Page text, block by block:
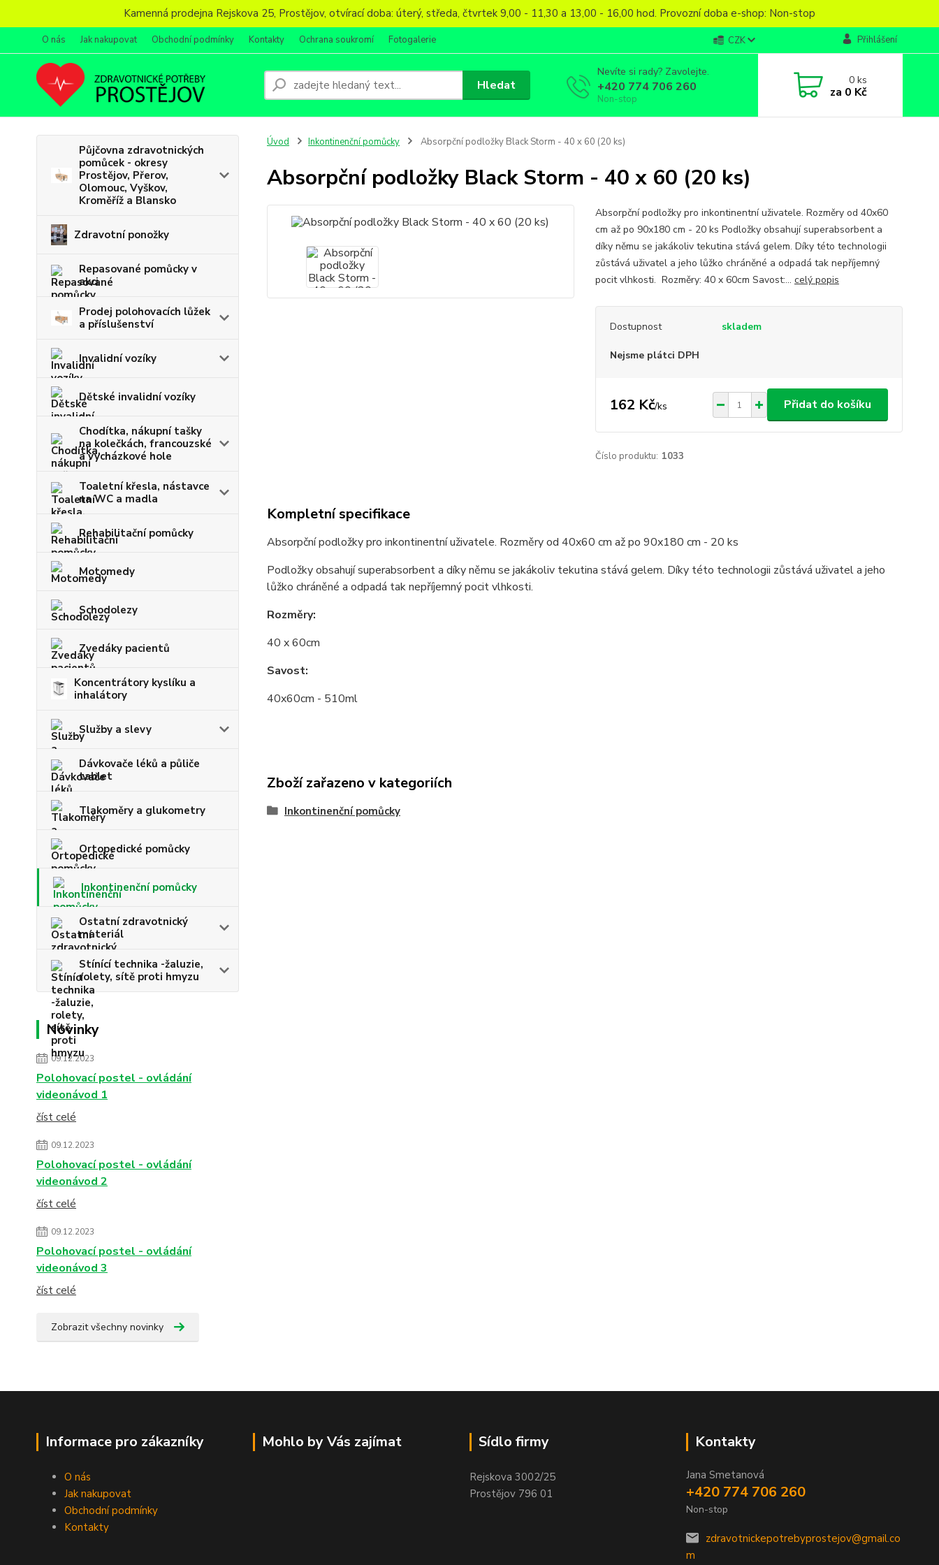
Kamenná prodejna Rejskova 25, Prostějov, otvírací doba: úterý, středa, čtvrtek 9,00 - 11,30 a 13,00 - 16,00 hod. Provozní doba e-shop: Non-stop
O nás Jak nakupovat Obchodní podmínky Kontakty Ochrana soukromí Fotogalerie CZK Přihlášení
Hledat
Nevíte si rady? Zavolejte.
+420 774 706 260
Non-stop
0ks
za 0 Kč
Půjčovna zdravotnických
pomůcek - okresy
Prostějov, Přerov,
Olomouc, Vyškov,
Kroměříž a Blansko
Zdravotní ponožky
Repasované pomůcky v
akci
Prodej polohovacích lůžek
a příslušenství
Invalidní vozíky
Dětské invalidní vozíky
Chodítka, nákupní tašky
na kolečkách, francouzské
a vycházkové hole
Toaletní křesla, nástavce
na WC a madla
Rehabilitační pomůcky
Motomedy
Schodolezy
Zvedáky pacientů
Koncentrátory kyslíku a
inhalátory
Služby a slevy
Dávkovače léků a půliče
tablet
Tlakoměry a glukometry
Ortopedické pomůcky
Inkontinenční pomůcky
Ostatní zdravotnický
materiál
Stínící technika -žaluzie,
rolety, sítě proti hmyzu
Novinky
09.12.2023
Polohovací postel - ovládání
videonávod 1
číst celé
09.12.2023
Polohovací postel - ovládání
videonávod 2
číst celé
09.12.2023
Polohovací postel - ovládání
videonávod 3
číst celé
Zobrazit všechny novinky
Úvod Inkontinenční pomůcky Absorpční podložky Black Storm - 40 x 60 (20 ks)
Absorpční podložky Black Storm - 40 x 60 (20 ks)
Absorpční podložky pro inkontinentní uživatele. Rozměry od 40x60
cm až po 90x180 cm - 20 ks Podložky obsahují superabsorbent a
díky němu se jakákoliv tekutina stává gelem. Díky této technologii
zůstává uživatel a jeho lůžko chráněné a odpadá tak nepříjemný
pocit vlhkosti. Rozměry: 40 x 60cm Savost:... celý popis
Dostupnost skladem
Nejsme plátci DPH
162 Kč/ks Přidat do košíku
Číslo produktu: 1033
Kompletní specifikace
Absorpční podložky pro inkontinentní uživatele. Rozměry od 40x60 cm až po 90x180 cm - 20 ks
Podložky obsahují superabsorbent a díky němu se jakákoliv tekutina stává gelem. Díky této technologii zůstává uživatel a jeho
lůžko chráněné a odpadá tak nepříjemný pocit vlhkosti.
Rozměry:
40 x 60cm
Savost:
40x60cm - 510ml
Zboží zařazeno v kategoriích
Inkontinenční pomůcky
Informace pro zákazníky
O nás
Jak nakupovat
Obchodní podmínky
Kontakty
Mohlo by Vás zajímat Sídlo firmy
Rejskova 3002/25
Prostějov 796 01
Kontakty
Jana Smetanová
+420 774 706 260
Non-stop
zdravotnickepotrebyprostejov@gmail.co
m